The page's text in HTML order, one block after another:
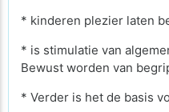
* kinderen plezier laten
* is stimulatie van
Bewust worden van
* Verder is het de basis